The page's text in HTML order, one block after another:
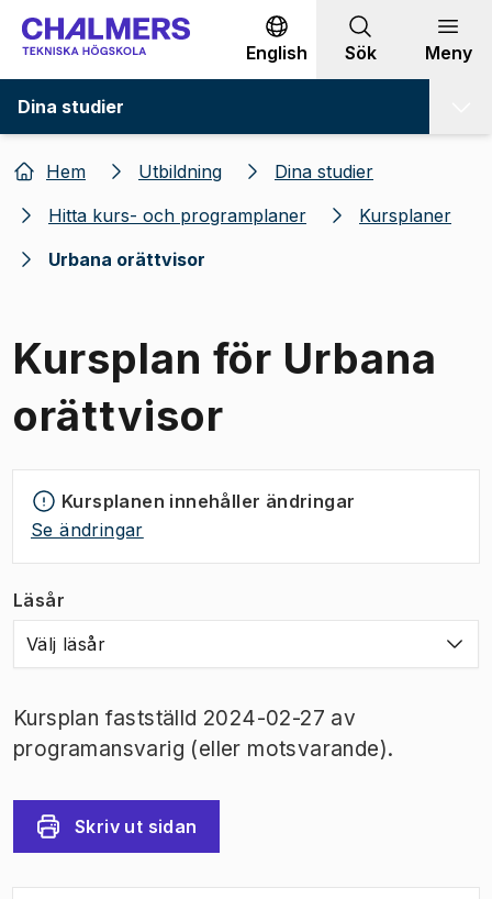
Gå till innehållet
English Sök Meny
Dina studier
Hem Utbildning
Dina studier
Hitta kurs- och programplaner
Kursplaner
Urbana orättvisor
Kursplan för Urbana
orättvisor
Kursplanen innehåller ändringar
Se ändringar
Läsår
Välj läsår
Kursplan fastställd 2024-02-27 av
programansvarig (eller motsvarande).
Skriv ut sidan